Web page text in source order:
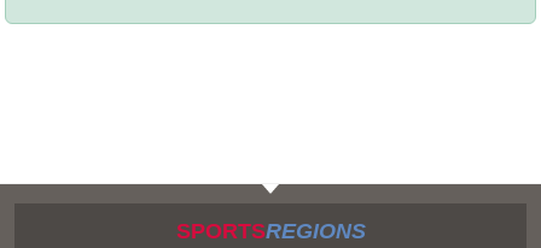
SPORTSREGIONS